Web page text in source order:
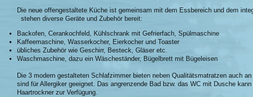
Die neue offengestaltete Küche ist gemeinsam mit dem Essbereich und dem
stehen diverse Geräte und Zubehör bereit:
Backofen, Cerankochfeld, Kühlschrank mit Gefrierfach, Spülmaschine
Kaffeemaschine, Wasserkocher, Eierkocher und Toaster
übliches Zubehör wie Geschirr, Besteck, Gläser etc.
Waschmaschine, dazu ein Wäscheständer, Bügelbrett mit Bügeleisen
Die 3 modern gestalteten Schlafzimmer bieten neben Qualitätsmatratzen auch
sind für Allergiker geeignet. Das angrenzende Bad bzw. das WC mit Dusche
Haartrockner zur Verfügung.